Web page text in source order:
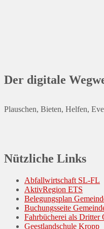
Der digitale
Plauschen, Bieten, Helfen,
Nützliche Links
Abfallwirtschaft SL-FL
AktivRegion ETS
Belegungsplan
Buchungsseite
Fahrbücherei als Dritter
Geestlandschule Kropp